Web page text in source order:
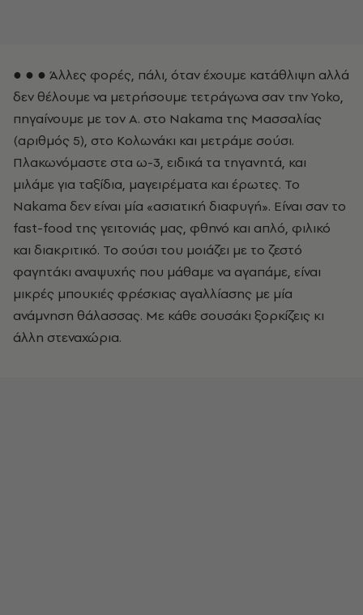
● ● ● Άλλες φορές, πάλι, όταν έχουμε κατάθλιψη αλλά
δεν θέλουμε να μετρήσουμε τετράγωνα σαν την Yoko,
πηγαίνουμε με τον Α. στο Nakama της Μασσαλίας
(αριθμός 5), στο Κολωνάκι και μετράμε σούσι.
Πλακωνόμαστε στα ω-3, ειδικά τα τηγανητά, και
μιλάμε για ταξίδια, μαγειρέματα και έρωτες. Το
Nakama δεν είναι μία «ασιατική διαφυγή». Είναι σαν το
fast-food της γειτονιάς μας, φθηνό και απλό, φιλικό
και διακριτικό. Το σούσι του μοιάζει με το ζεστό
φαγητάκι αναψυχής που μάθαμε να αγαπάμε, είναι
μικρές μπουκιές φρέσκιας αγαλλίασης με μία
ανάμνηση θάλασσας. Με κάθε σουσάκι ξορκίζεις κι
άλλη στεναχώρια.